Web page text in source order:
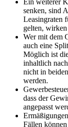
Ein weiterer
senken, sind
Leasingraten
gelten,
Wer mit dem
auch eine
Möglich ist
inhaltlich
nicht in
werden.
dass der
angepasst
Fällen